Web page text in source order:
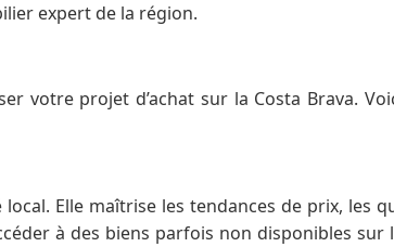
expert de la région.
votre projet d’achat sur la Costa Brava.
Elle maîtrise les tendances de prix, les
à des biens parfois non disponibles sur